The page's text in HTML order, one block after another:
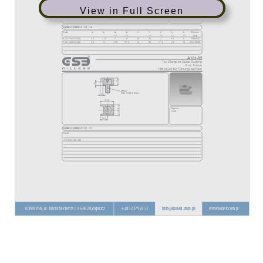
View in Full Screen